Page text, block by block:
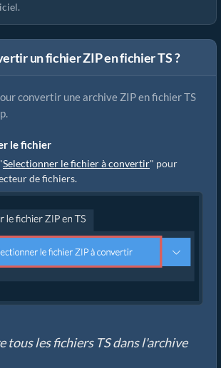
un fichier ZIP en fichier TS ?
convertir une archive ZIP en fichier TS
le fichier
Selectionner le fichier à convertir" pour
de fichiers.
tous les fichiers TS dans l'archive